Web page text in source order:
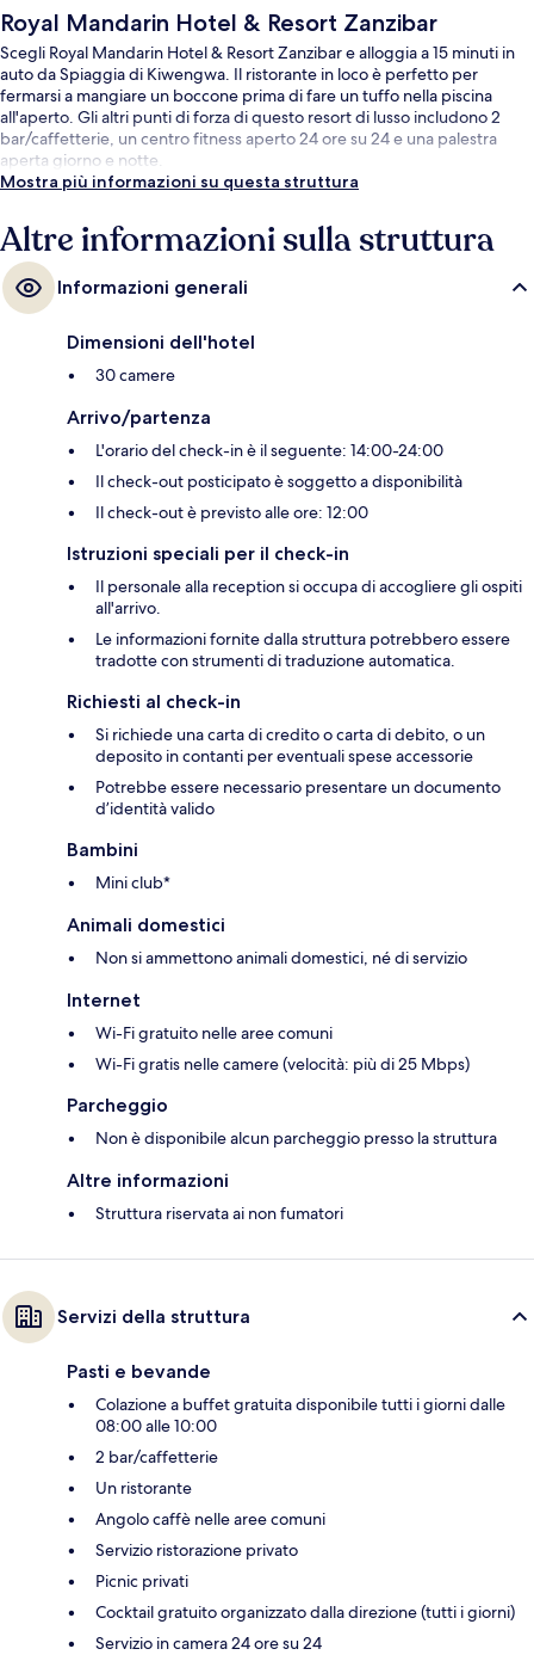
Royal Mandarin Hotel & Resort Zanzibar
Scegli Royal Mandarin Hotel & Resort Zanzibar e alloggia a 15 minuti in
auto da Spiaggia di Kiwengwa. Il ristorante in loco è perfetto per
fermarsi a mangiare un boccone prima di fare un tuffo nella piscina
all'aperto. Gli altri punti di forza di questo resort di lusso includono 2
bar/caffetterie, un centro fitness aperto 24 ore su 24 e una palestra
aperta giorno e notte.
Mostra più informazioni su questa struttura
Altre informazioni sulla struttura
Informazioni generali
Dimensioni dell'hotel
30 camere
Arrivo/partenza
L'orario del check-in è il seguente: 14:00-24:00
Il check-out posticipato è soggetto a disponibilità
Il check-out è previsto alle ore: 12:00
Istruzioni speciali per il check-in
Il personale alla reception si occupa di accogliere gli ospiti
all'arrivo.
Le informazioni fornite dalla struttura potrebbero essere
tradotte con strumenti di traduzione automatica.
Richiesti al check-in
Si richiede una carta di credito o carta di debito, o un
deposito in contanti per eventuali spese accessorie
Potrebbe essere necessario presentare un documento
d’identità valido
Bambini
Mini club*
Animali domestici
Non si ammettono animali domestici, né di servizio
Internet
Wi-Fi gratuito nelle aree comuni
Wi-Fi gratis nelle camere (velocità: più di 25 Mbps)
Parcheggio
Non è disponibile alcun parcheggio presso la struttura
Altre informazioni
Struttura riservata ai non fumatori
Servizi della struttura
Pasti e bevande
Colazione a buffet gratuita disponibile tutti i giorni dalle
08:00 alle 10:00
2 bar/caffetterie
Un ristorante
Angolo caffè nelle aree comuni
Servizio ristorazione privato
Picnic privati
Cocktail gratuito organizzato dalla direzione (tutti i giorni)
Servizio in camera 24 ore su 24